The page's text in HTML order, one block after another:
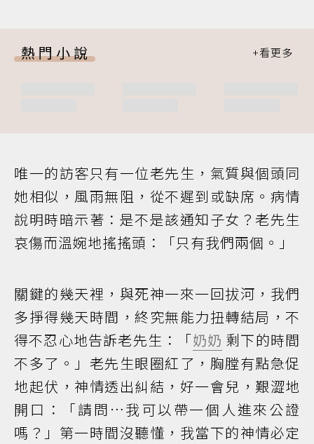
熱門小說
唯一的訪客只有一位老先生，氣質與個頭同
她相似，風雨無阻，從不遲到或缺席。病情
說明時暗示著：是不是該通知子女？老先生
哀傷而溫婉地搖搖頭：「只有我們兩個。」
關鍵的幾天裡，與死神一來一回拔河，我們
多掙得幾天時間，終究無能力扭轉結局，不
得不忍心地告訴老先生：「奶奶 剩下的時間
不多了。」老先生眼圈紅了，胸膛有點急促
地起伏，神情透出糾結，好一會兒，艱澀地
開口：「請問…我可以帶一個人進來公證
嗎？」第一時間沒聽懂，我當下的神情必定